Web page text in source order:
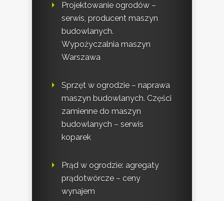
Projektowanie ogrodów –
serwis, producent maszyn
budowlanych.
Wypożyczalnia maszyn
Warszawa
Sprzęt w ogrodzie – naprawa
maszyn budowlanych. Części
zamienne do maszyn
budowlanych – serwis
koparek
Prąd w ogrodzie: agregaty
prądotwórcze – ceny
wynajem